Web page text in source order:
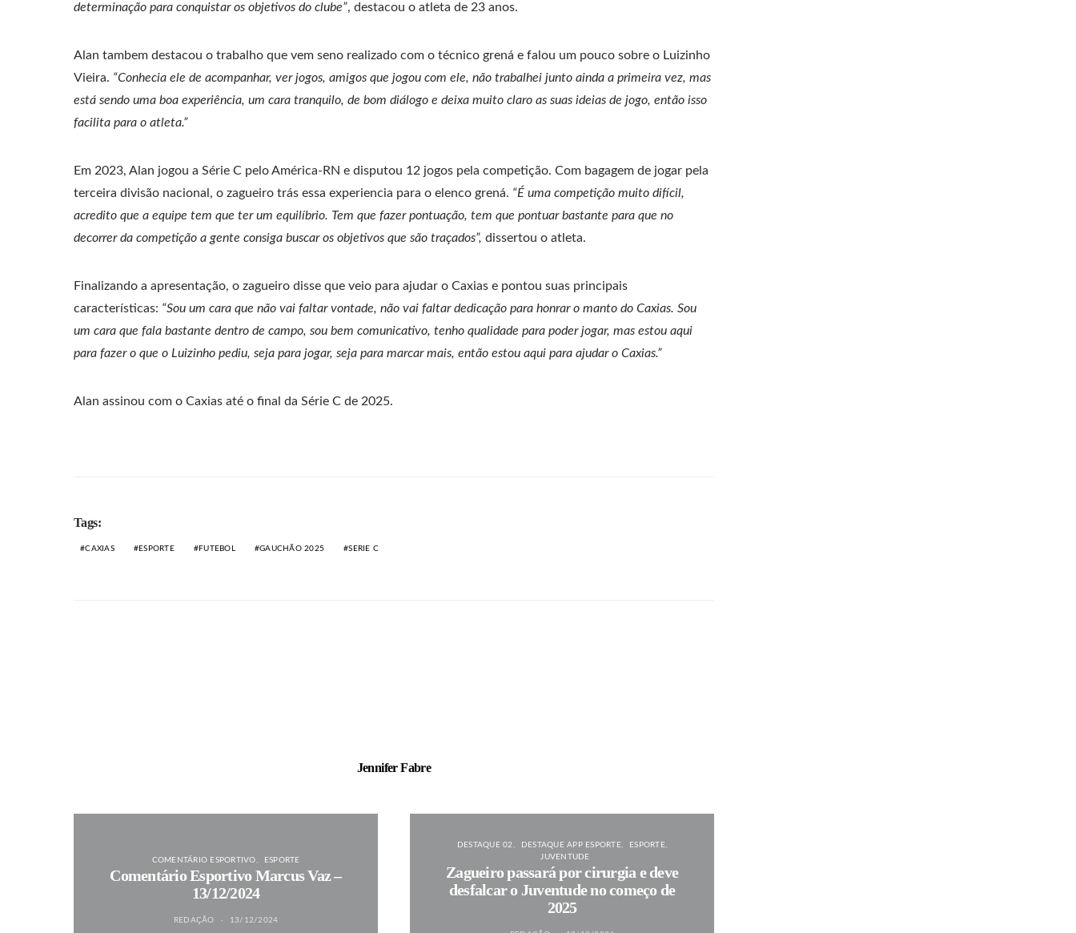
determinação para conquistar os objetivos do clube”, destacou o atleta de 23 anos.
Alan tambem destacou o trabalho que vem seno realizado com o técnico grená e falou um pouco sobre o Luizinho
Vieira. “Conhecia ele de acompanhar, ver jogos, amigos que jogou com ele, não trabalhei junto ainda a primeira vez, mas
está sendo uma boa experiência, um cara tranquilo, de bom diálogo e deixa muito claro as suas ideias de jogo, então isso
facilita para o atleta.”
Em 2023, Alan jogou a Série C pelo América-RN e disputou 12 jogos pela competição. Com bagagem de jogar pela
terceira divisão nacional, o zagueiro trás essa experiencia para o elenco grená. “É uma competição muito difícil,
acredito que a equipe tem que ter um equilíbrio. Tem que fazer pontuação, tem que pontuar bastante para que no
decorrer da competição a gente consiga buscar os objetivos que são traçados”, dissertou o atleta.
Finalizando a apresentação, o zagueiro disse que veio para ajudar o Caxias e pontou suas principais
características: “Sou um cara que não vai faltar vontade, não vai faltar dedicação para honrar o manto do Caxias. Sou
um cara que fala bastante dentro de campo, sou bem comunicativo, tenho qualidade para poder jogar, mas estou aqui
para fazer o que o Luizinho pediu, seja para jogar, seja para marcar mais, então estou aqui para ajudar o Caxias.”
Alan assinou com o Caxias até o final da Série C de 2025.
Tags:
CAXIAS ESPORTE FUTEBOL GAUCHÃO 2025 SERIE C
Jennifer Fabre
COMENTÁRIO ESPORTIVO ESPORTE
Comentário Esportivo Marcus Vaz –
13/12/2024
REDAÇÃO 13/12/2024
DESTAQUE 02 DESTAQUE APP ESPORTE
ESPORTE
JUVENTUDE
Zagueiro passará por cirurgia e deve
desfalcar o Juventude no começo de
2025